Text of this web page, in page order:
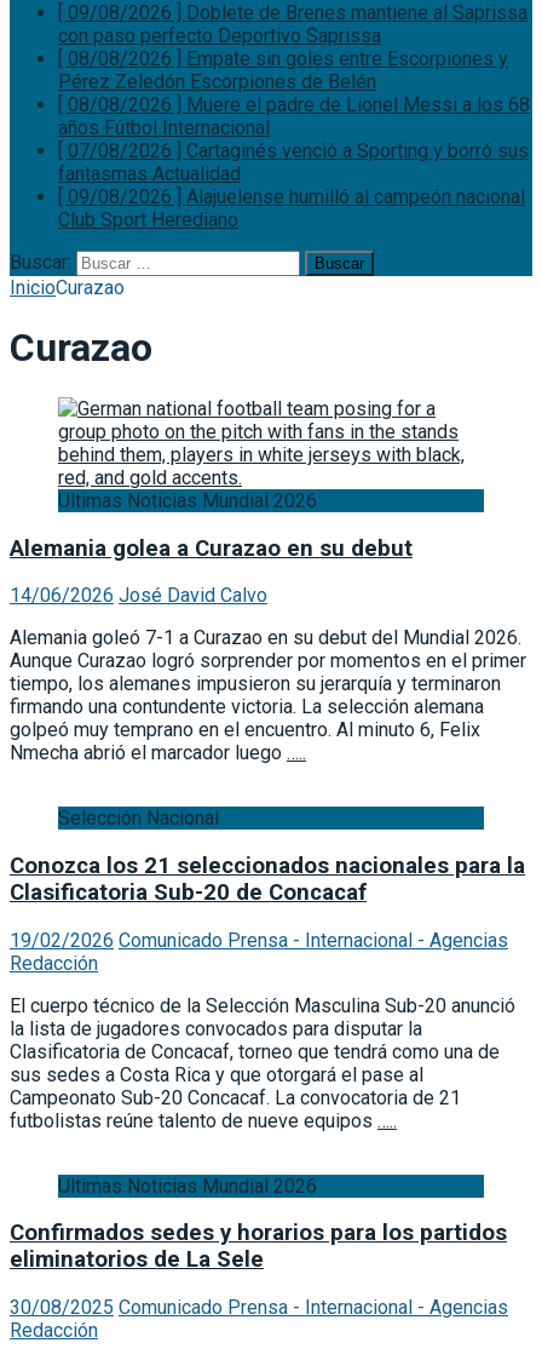
[ 09/08/2026 ] Doblete de Brenes mantiene al Saprissa
con paso perfecto Deportivo Saprissa
[ 08/08/2026 ] Empate sin goles entre Escorpiones y
Pérez Zeledón Escorpiones de Belén
[ 08/08/2026 ] Muere el padre de Lionel Messi a los 68
años Fútbol Internacional
[ 07/08/2026 ] Cartaginés venció a Sporting y borró sus
fantasmas Actualidad
[ 09/08/2026 ] Alajuelense humilló al campeón nacional
Club Sport Herediano
Buscar:
InicioCurazao
Curazao
Ultimas Noticias Mundial 2026
Alemania golea a Curazao en su debut
14/06/2026 José David Calvo
Alemania goleó 7-1 a Curazao en su debut del Mundial 2026.
Aunque Curazao logró sorprender por momentos en el primer
tiempo, los alemanes impusieron su jerarquía y terminaron
firmando una contundente victoria. La selección alemana
golpeó muy temprano en el encuentro. Al minuto 6, Felix
Nmecha abrió el marcador luego …..
Selección Nacional
Conozca los 21 seleccionados nacionales para la
Clasificatoria Sub-20 de Concacaf
19/02/2026 Comunicado Prensa - Internacional - Agencias
Redacción
El cuerpo técnico de la Selección Masculina Sub-20 anunció
la lista de jugadores convocados para disputar la
Clasificatoria de Concacaf, torneo que tendrá como una de
sus sedes a Costa Rica y que otorgará el pase al
Campeonato Sub-20 Concacaf. La convocatoria de 21
futbolistas reúne talento de nueve equipos …..
Ultimas Noticias Mundial 2026
Confirmados sedes y horarios para los partidos
eliminatorios de La Sele
30/08/2025 Comunicado Prensa - Internacional - Agencias
Redacción